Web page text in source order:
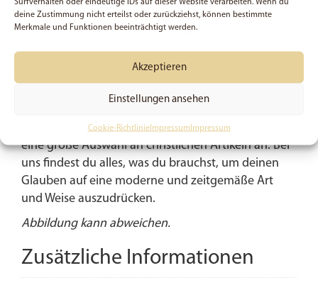
Surfverhalten oder eindeutige IDs auf dieser Website verarbeiten. Wenn du
deine Zustimmung nicht erteilst oder zurückziehst, können bestimmte
Merkmale und Funktionen beeinträchtigt werden.
Akzeptieren
Einstellungen ansehen
Cookie-RichtlinieImpressum Impressum
ausdrückt. Die Karte ist mit einer Grafik eines
grünen Strauchs verziert, der Hoffnung und neues
Leben symbolisiert.
In unserem christlichen Online-Shop findest du
noch viele weitere moderne und ansprechende
deine Glaubenswurzeln erinnern sollen. Wir bieten
eine große Auswahl an christlichen Artikeln an. Bei
uns findest du alles, was du brauchst, um deinen
Glauben auf eine moderne und zeitgemäße Art
und Weise auszudrücken.
Abbildung kann abweichen.
Zusätzliche Informationen